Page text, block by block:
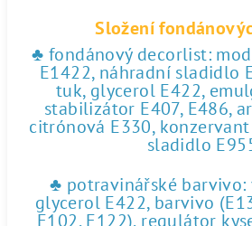
Složení
♣ fondánový decorlist:
E1422, náhradní sladidlo
tuk, glycerol E422,
stabilizátor E407, E486,
citrónová E330,
sladidlo
♣ potravinářské barvivo:
glycerol E422, barvivo
E102, E122), regulátor